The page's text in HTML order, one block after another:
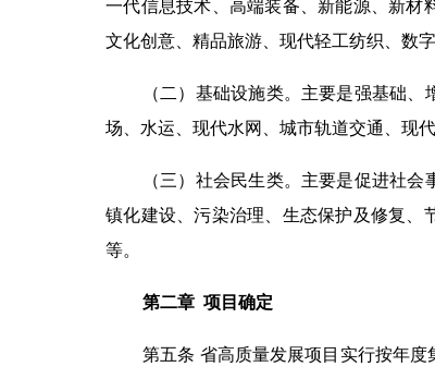
一代信息技术、高端装备、新能源、新材
文化创意、精品旅游、现代轻工纺织、数字
（二）基础设施类。主要是强基础
场、水运、现代水网、城市轨道交通、现
（三）社会民生类。主要是促进社
镇化建设、污染治理、生态保护及修复、
等。
第二章 项目确定
第五条 省高质量发展项目实行按年